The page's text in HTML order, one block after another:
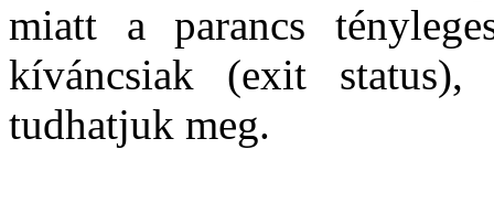
miatt a parancs
kíváncsiak (exit
tudhatjuk meg.